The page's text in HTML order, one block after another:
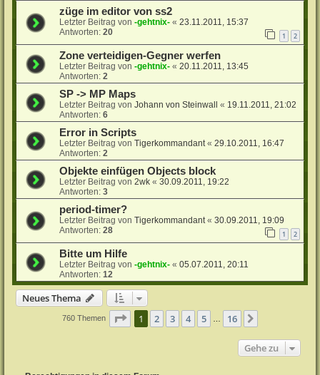
züge im editor von ss2
Letzter Beitrag von-gehtnix- «23.11.2011, 15:37
Antworten:20 1 2
Zone verteidigen-Gegner werfen
Letzter Beitrag von-gehtnix- «20.11.2011, 13:45
Antworten:2
SP -> MP Maps
Letzter Beitrag vonJohann von Steinwall « 19.11.2011, 21:02
Antworten:6
Error in Scripts
Letzter Beitrag vonTigerkommandant«29.10.2011, 16:47
Antworten:2
Objekte einfügen Objects block
Letzter Beitrag von2wk «30.09.2011, 19:22
Antworten:3
period-timer?
Letzter Beitrag vonTigerkommandant«30.09.2011, 19:09
Antworten:28 1 2
Bitte um Hilfe
Letzter Beitrag von-gehtnix- «05.07.2011, 20:11
Antworten:12
Neues Thema
760 Themen Seite 1von 16
1 2 3 4 5 16
Gehe zu